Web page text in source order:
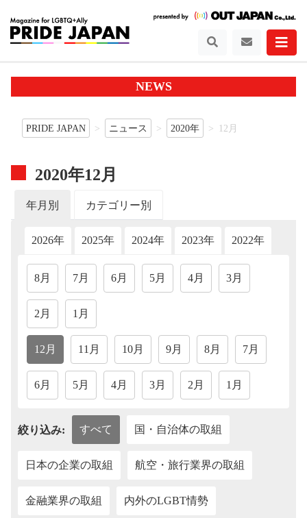
NEWS
PRIDE JAPAN ニュース 2020年 12月
2020年12月
年月別 カテゴリー別
2026年 2025年 2024年 2023年 2022年
8月 7月 6月 5月 4月 3月
2月 1月
12月 11月 10月 9月 8月 7月
6月 5月 4月 3月 2月 1月
絞り込み: すべて 国・自治体の取組
日本の企業の取組 航空・旅行業界の取組
金融業界の取組 内外のLGBT情勢